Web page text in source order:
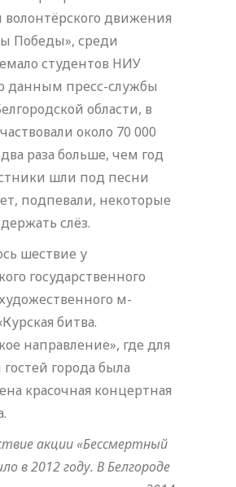
волонтёрского движения
Победы», среди
студентов НИУ
данным пресс-службы
области, в
около 70 000
раза больше, чем год
шли под песни
подпевали, некоторые
слёз.
шествие у
государственного
м-
битва.
направление», где для
города была
красочная концертная
акции «Бессмертный
в 2012 году. В Белгороде